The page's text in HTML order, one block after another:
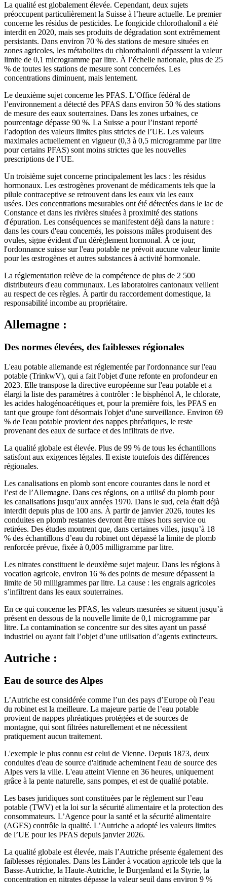
La qualité est globalement élevée. Cependant, deux sujets
préoccupent particulièrement la Suisse à l’heure actuelle. Le premier
concerne les résidus de pesticides. Le fongicide chlorothalonil a été
interdit en 2020, mais ses produits de dégradation sont extrêmement
persistants. Dans environ 70 % des stations de mesure situées en
zones agricoles, les métabolites du chlorothalonil dépassent la valeur
limite de 0,1 microgramme par litre. À l’échelle nationale, plus de 25
% de toutes les stations de mesure sont concernées. Les
concentrations diminuent, mais lentement.
Le deuxième sujet concerne les PFAS. L’Office fédéral de
l’environnement a détecté des PFAS dans environ 50 % des stations
de mesure des eaux souterraines. Dans les zones urbaines, ce
pourcentage dépasse 90 %. La Suisse a pour l’instant reporté
l’adoption des valeurs limites plus strictes de l’UE. Les valeurs
maximales actuellement en vigueur (0,3 à 0,5 microgramme par litre
pour certains PFAS) sont moins strictes que les nouvelles
prescriptions de l’UE.
Un troisième sujet concerne principalement les lacs : les résidus
hormonaux. Les œstrogènes provenant de médicaments tels que la
pilule contraceptive se retrouvent dans les eaux via les eaux
usées. Des concentrations mesurables ont été détectées dans le lac de
Constance et dans les rivières situées à proximité des stations
d'épuration. Les conséquences se manifestent déjà dans la nature :
dans les cours d'eau concernés, les poissons mâles produisent des
ovules, signe évident d'un dérèglement hormonal. À ce jour,
l'ordonnance suisse sur l'eau potable ne prévoit aucune valeur limite
pour les œstrogènes et autres substances à activité hormonale.
La réglementation relève de la compétence de plus de 2 500
distributeurs d'eau communaux. Les laboratoires cantonaux veillent
au respect de ces règles. À partir du raccordement domestique, la
responsabilité incombe au propriétaire.
Allemagne :
Des normes élevées, des faiblesses régionales
L'eau potable allemande est réglementée par l'ordonnance sur l'eau
potable (TrinkwV), qui a fait l'objet d'une refonte en profondeur en
2023. Elle transpose la directive européenne sur l'eau potable et a
élargi la liste des paramètres à contrôler : le bisphénol A, le chlorate,
les acides halogénoacétiques et, pour la première fois, les PFAS en
tant que groupe font désormais l'objet d'une surveillance. Environ 69
% de l'eau potable provient des nappes phréatiques, le reste
provenant des eaux de surface et des infiltrats de rive.
La qualité globale est élevée. Plus de 99 % de tous les échantillons
satisfont aux exigences légales. Il existe toutefois des différences
régionales.
Les canalisations en plomb sont encore courantes dans le nord et
l’est de l’Allemagne. Dans ces régions, on a utilisé du plomb pour
les canalisations jusqu’aux années 1970. Dans le sud, cela était déjà
interdit depuis plus de 100 ans. À partir de janvier 2026, toutes les
conduites en plomb restantes devront être mises hors service ou
retirées. Des études montrent que, dans certaines villes, jusqu’à 18
% des échantillons d’eau du robinet ont dépassé la limite de plomb
renforcée prévue, fixée à 0,005 milligramme par litre.
Les nitrates constituent le deuxième sujet majeur. Dans les régions à
vocation agricole, environ 16 % des points de mesure dépassent la
limite de 50 milligrammes par litre. La cause : les engrais agricoles
s’infiltrent dans les eaux souterraines.
En ce qui concerne les PFAS, les valeurs mesurées se situent jusqu’à
présent en dessous de la nouvelle limite de 0,1 microgramme par
litre. La contamination se concentre sur des sites ayant un passé
industriel ou ayant fait l’objet d’une utilisation d’agents extincteurs.
Autriche :
Eau de source des Alpes
L’Autriche est considérée comme l’un des pays d’Europe où l’eau
du robinet est la meilleure. La majeure partie de l’eau potable
provient de nappes phréatiques protégées et de sources de
montagne, qui sont filtrées naturellement et ne nécessitent
pratiquement aucun traitement.
L'exemple le plus connu est celui de Vienne. Depuis 1873, deux
conduites d'eau de source d'altitude acheminent l'eau de source des
Alpes vers la ville. L'eau atteint Vienne en 36 heures, uniquement
grâce à la pente naturelle, sans pompes, et est de qualité potable.
Les bases juridiques sont constituées par le règlement sur l’eau
potable (TWV) et la loi sur la sécurité alimentaire et la protection des
consommateurs. L’Agence pour la santé et la sécurité alimentaire
(AGES) contrôle la qualité. L’Autriche a adopté les valeurs limites
de l’UE pour les PFAS depuis janvier 2026.
La qualité globale est élevée, mais l’Autriche présente également des
faiblesses régionales. Dans les Länder à vocation agricole tels que la
Basse-Autriche, la Haute-Autriche, le Burgenland et la Styrie, la
concentration en nitrates dépasse la valeur seuil dans environ 9 %